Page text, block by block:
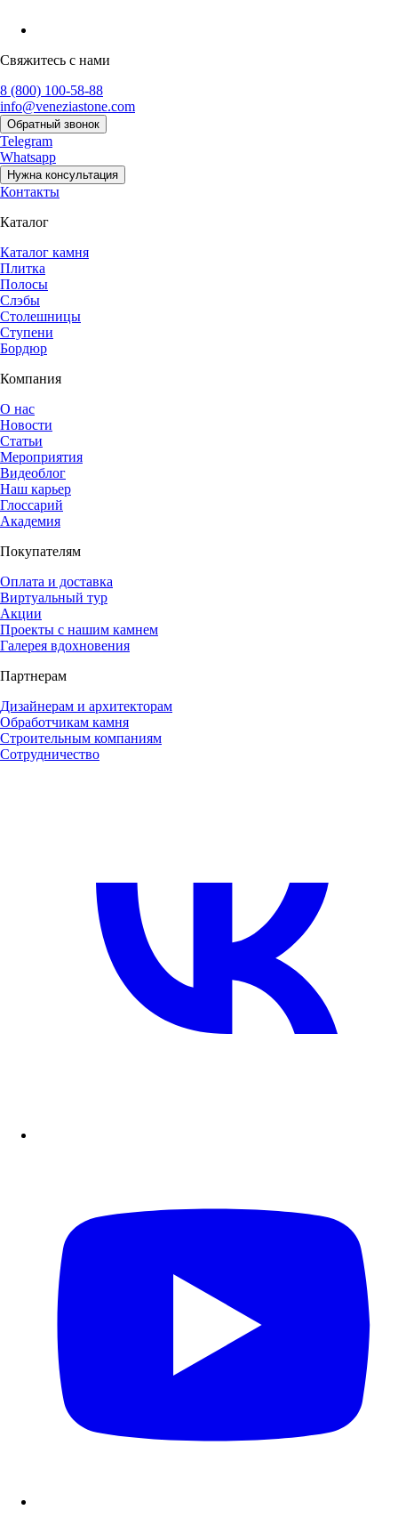
Свяжитесь с нами
8 (800) 100-58-88
info@veneziastone.com
Обратный звонок
Telegram
Whatsapp
Нужна консультация
Контакты
Каталог
Каталог камня
Плитка
Полосы
Слэбы
Столешницы
Ступени
Бордюр
Компания
О нас
Новости
Статьи
Мероприятия
Видеоблог
Наш карьер
Глоссарий
Академия
Покупателям
Оплата и доставка
Виртуальный тур
Акции
Проекты с нашим камнем
Галерея вдохновения
Партнерам
Дизайнерам и архитекторам
Обработчикам камня
Строительным компаниям
Сотрудничество